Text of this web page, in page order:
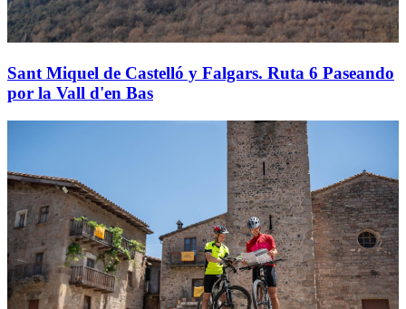
Sant Miquel de Castelló y Falgars. Ruta 6 Paseando
por la Vall d'en Bas